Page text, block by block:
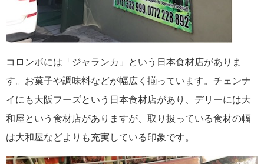
コロンボには「ジャランカ」という日本食材店がありま
す。お菓子や調味料などが幅広く揃っています。チェンナ
イにも大阪フーズという日本食材店があり、デリーには大
和屋という食材店がありますが、取り扱っている食材の幅
は大和屋などよりも充実している印象です。